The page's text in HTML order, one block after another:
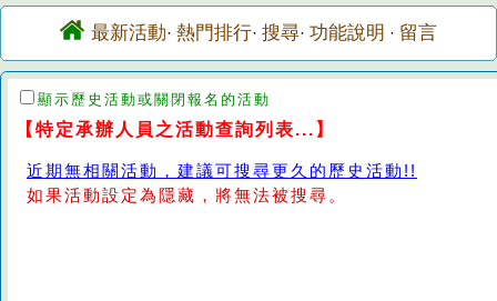
最新活動· 熱門排行· 搜尋· 功能說明 · 留言
顯示歷史活動或關閉報名的活動
【特定承辦人員之活動查詢列表...】
近期無相關活動，建議可搜尋更久的歷史活動!!
如果活動設定為隱藏，將無法被搜尋。